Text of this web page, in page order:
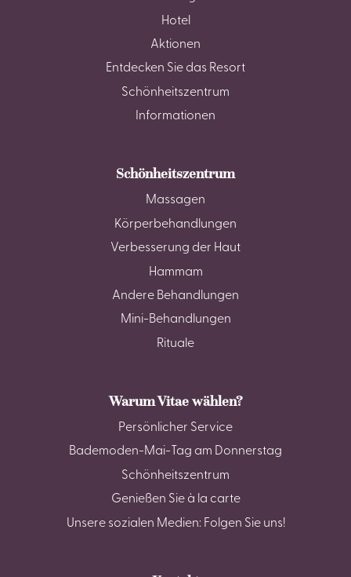
Hotel
Aktionen
Entdecken Sie das Resort
Schönheitszentrum
Informationen
Schönheitszentrum
Massagen
Körperbehandlungen
Verbesserung der Haut
Hammam
Andere Behandlungen
Mini-Behandlungen
Rituale
Warum Vitae wählen?
Persönlicher Service
Bademoden-Mai-Tag am Donnerstag
Schönheitszentrum
Genießen Sie à la carte
Unsere sozialen Medien: Folgen Sie uns!